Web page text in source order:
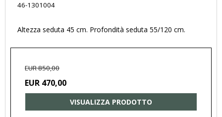
46-1301004
Altezza seduta 45 cm. Profondità seduta 55/120 cm.
EUR 850,00
EUR 470,00
VISUALIZZA PRODOTTO